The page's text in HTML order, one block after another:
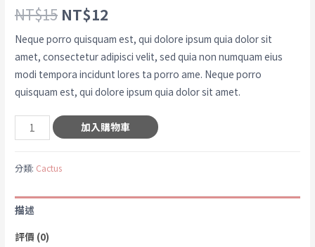
NT$15 NT$12
Neque porro quisquam est, qui dolore ipsum quia dolor sit
amet, consectetur adipisci velit, sed quia non numquam eius
modi tempora incidunt lores ta porro ame. Neque porro
quisquam est, qui dolore ipsum quia dolor sit amet.
加入購物車
分類: Cactus
描述
評價 (0)